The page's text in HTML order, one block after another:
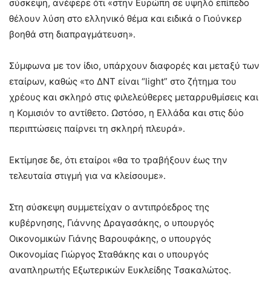
σύσκεψη, ανέφερε ότι «στην Ευρώπη σε υψηλό επίπεδο
θέλουν λύση στο ελληνικό θέμα και ειδικά ο Γιούνκερ
βοηθά στη διαπραγμάτευση».
Σύμφωνα με τον ίδιο, υπάρχουν διαφορές και μεταξύ των
εταίρων, καθώς «το ΔΝΤ είναι “light” στο ζήτημα του
χρέους και σκληρό στις φιλελεύθερες μεταρρυθμίσεις και
η Κομισιόν το αντίθετο. Ωστόσο, η Ελλάδα και στις δύο
περιπτώσεις παίρνει τη σκληρή πλευρά».
Εκτίμησε δε, ότι εταίροι «θα το τραβήξουν έως την
τελευταία στιγμή για να κλείσουμε».
Στη σύσκεψη συμμετείχαν ο αντιπρόεδρος της
κυβέρνησης, Γιάννης Δραγασάκης, ο υπουργός
Οικονομικών Γιάνης Βαρουφάκης, ο υπουργός
Οικονομίας Γιώργος Σταθάκης και ο υπουργός
αναπληρωτής Εξωτερικών Ευκλείδης Τσακαλώτος.